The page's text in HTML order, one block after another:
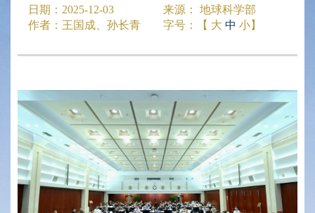
日期： 2025-12-03 来源：
地球科学部
作者： 王国成、孙长青 字号：【 大 中 小】